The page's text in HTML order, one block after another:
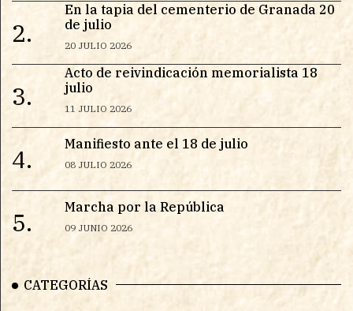
2.
En la tapia del cementerio de Granada 20
de julio
20 JULIO 2026
3.
Acto de reivindicación memorialista 18
julio
11 JULIO 2026
4.
Manifiesto ante el 18 de julio
08 JULIO 2026
5.
Marcha por la República
09 JUNIO 2026
CATEGORÍAS